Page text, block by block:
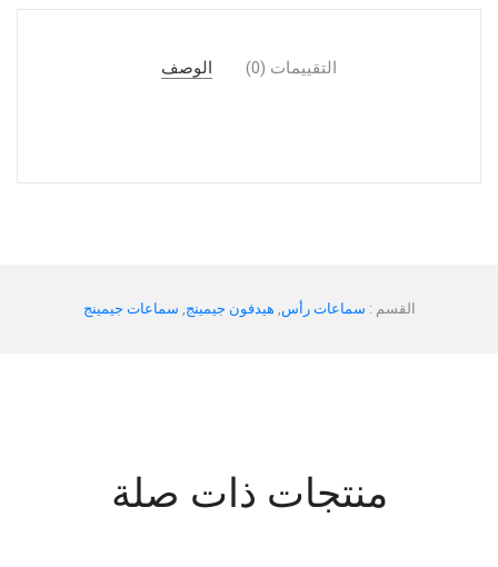
الوصف التقييمات (0)
القسم : سماعات رأس هيدفون جيمينج سماعات جيمينج
منتجات ذات صلة